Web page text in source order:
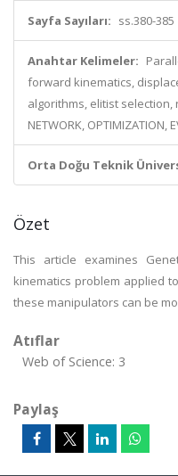
Sayfa Sayıları: ss.380-385
Anahtar Kelimeler:
forward kinematics,
algorithms, elitist selection,
NETWORK, OPTIMIZATION,
Orta Doğu Teknik
Özet
This article examines
kinematics problem applied
these manipulators can be
Atıflar
Web of Science: 3
Paylaş